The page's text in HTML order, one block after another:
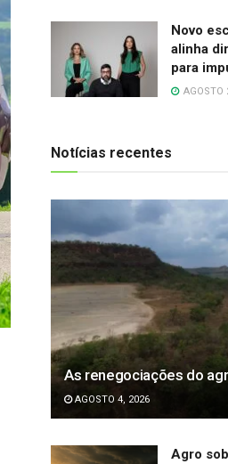
Novo
alinha
para
AGOSTO
Notícias recentes
As renegociações do
AGOSTO 4, 2026
Agro